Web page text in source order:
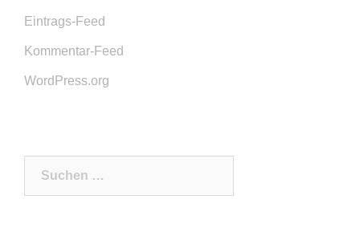
Eintrags-Feed
Kommentar-Feed
WordPress.org